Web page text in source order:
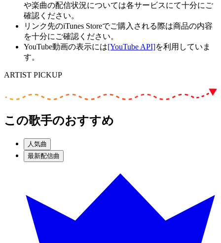
や楽曲の配信状況については各サービスにて十分にご
確認ください。
リンク先のiTunes Storeでご購入される際は商品の内容
を十分にご確認ください。
YouTube動画の表示には[YouTube API]を利用していま
す。
ARTIST PICKUP
この歌手のおすすめ
人気曲
最新配信曲